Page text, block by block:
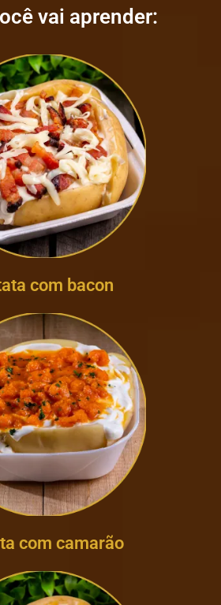
vai aprender:
com bacon
com camarão